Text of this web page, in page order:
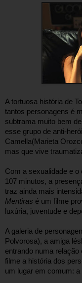
A tortuosa história de
tantos personagens é
subtrama muito bem
esse grupo de anti-
Camella(Marieta
mas que vive
Com a sexualidade e
107 minutos, a
traz ainda mais
Mentiras é um filme
luxúria, juventude e
A galeria de
Polvorosa), a amiga
entrando numa
filme a história dos